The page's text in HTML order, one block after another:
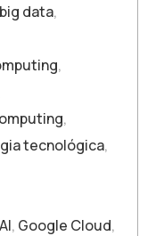
big data,
,
,
tecnológica,
, Google Cloud,